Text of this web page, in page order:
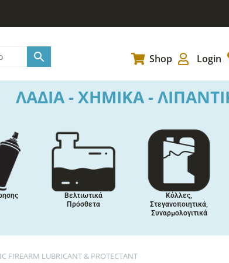
Shop Login
ΛΑΔΙΑ - ΧΗΜΙΚΑ -
Βελτιωτικά
Πρόσθετα
Κόλλες,
Στεγανοποιητικά,
Συναρμολογιτικά
FIREARM LUBRICANT & PROTECTANT